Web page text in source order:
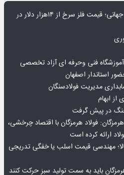
تداوم صعود مس در بازارهای جهانی؛ قیمت فلز سرخ از ۱۴هزار دلار در
فنی وحرفه ای آزاد تخصصی
استاندار اصفهان
مدیریت فولادسنگان
ابهام
جنگ در پیش گرفت
فولاد هرمزگان با اقتصاد چرخشی،
ارائه کرده است
۱۶۳۰۰ بورس کالا؛ مهندسی قیمت اسلب یا خفگی تدریجی
باید به سمت تولید سبز حرکت کنند